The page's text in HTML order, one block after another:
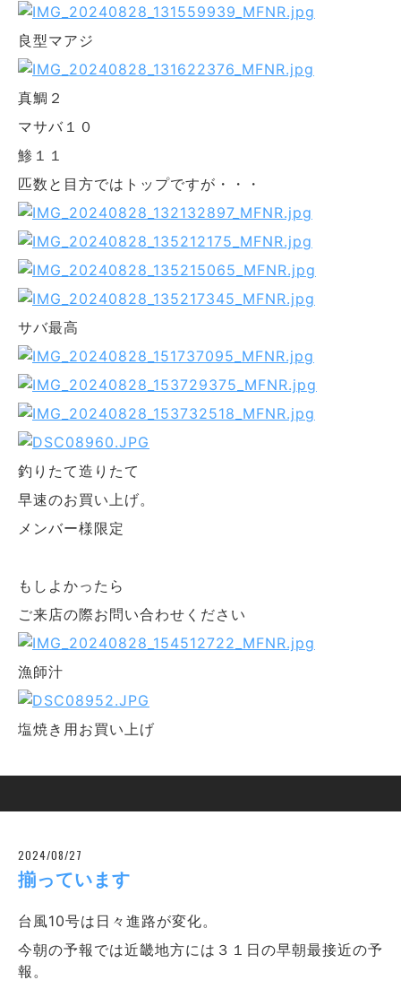
良型マアジ
真鯛２
マサバ１０
鯵１１
匹数と目方ではトップですが・・・
サバ最高
釣りたて造りたて
早速のお買い上げ。
メンバー様限定
もしよかったら
ご来店の際お問い合わせください
漁師汁
塩焼き用お買い上げ
2024/08/27
揃っています
台風10号は日々進路が変化。
今朝の予報では近畿地方には３１日の早朝最接近の予
報。